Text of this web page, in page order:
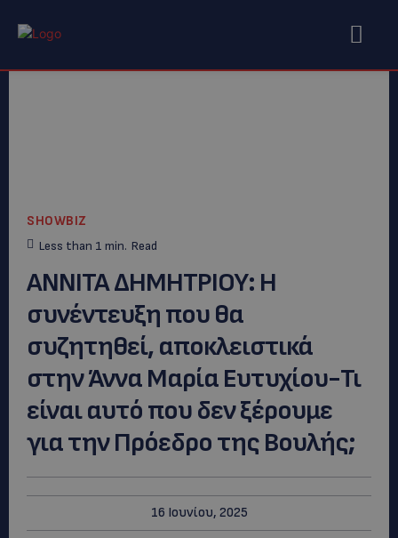
SHOWBIZ
Less than 1 min. Read
ΑΝΝΙΤΑ ΔΗΜΗΤΡΙΟΥ: Η
συνέντευξη που θα
συζητηθεί, αποκλειστικά
στην Άννα Μαρία Ευτυχίου-Τι
είναι αυτό που δεν ξέρουμε
για την Πρόεδρο της Βουλής;
16 Ιουνίου, 2025